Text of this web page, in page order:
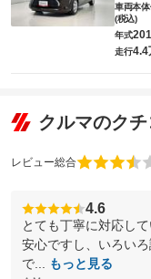
車両本
(税込)
年式
走行4.4
クルマのクチ
レビュー総合
4.6
とても丁寧に対応し
安心ですし、いろい
で...
もっと見る